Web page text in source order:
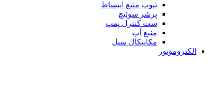
تیوپ منبع انبساط
پرشر سوئیچ
ست کنترل پمپ
منبع آب
مکانیکال سیل
الکتروموتور